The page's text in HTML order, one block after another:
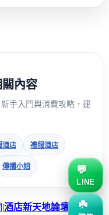
內容
手入門與消費攻略，建
酒店 禮服酒店
傳播小姐
|酒店新天地論壇
LINE